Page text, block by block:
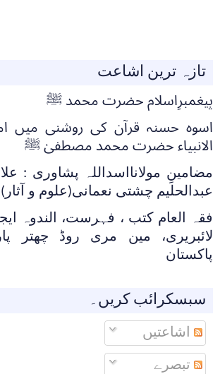
تازہ ترین اشاعت
پیغمبرِاسلام حضرت محمد ﷺ
اسوہ حسنہ قرآن کی روشنی میں
الانبیاء حضرت محمد مصطفیٰ ﷺ
مضامینِ مولانااسداللہ پشاوری :
عبدالحلیم چشتی نعمانی(علوم و آثار)
فقہ العام کتب ، فہرست، الندوہ
لائبریری، مین مری روڈ چھتر
پاکستان
سبسکرائب کریں۔
اشاعتیں
تبصرے